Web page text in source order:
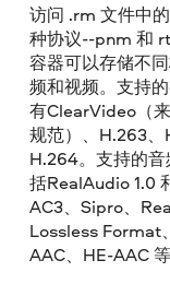
访问 .rm 文件中
种协议--pnm 和
容器可以存储不
频和视频。支持
有ClearVideo（
规范）、H.263、
H.264。支持的
括RealAudio 1.0
AC3、Sipro、
Lossless Format
AAC、HE-AAC 等